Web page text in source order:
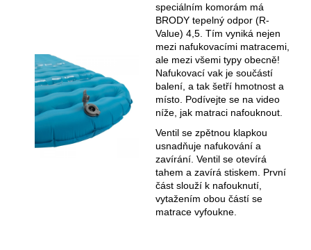
speciálním komorám má
BRODY tepelný odpor (R-
Value) 4,5. Tím vyniká nejen
mezi nafukovacími matracemi,
ale mezi všemi typy obecně!
Nafukovací vak je součástí
balení, a tak šetří hmotnost a
místo. Podívejte se na video
níže, jak matraci nafouknout.
Ventil se zpětnou klapkou
usnadňuje nafukování a
zavírání. Ventil se otevírá
tahem a zavírá stiskem. První
část slouží k nafouknutí,
vytažením obou částí se
matrace vyfoukne.